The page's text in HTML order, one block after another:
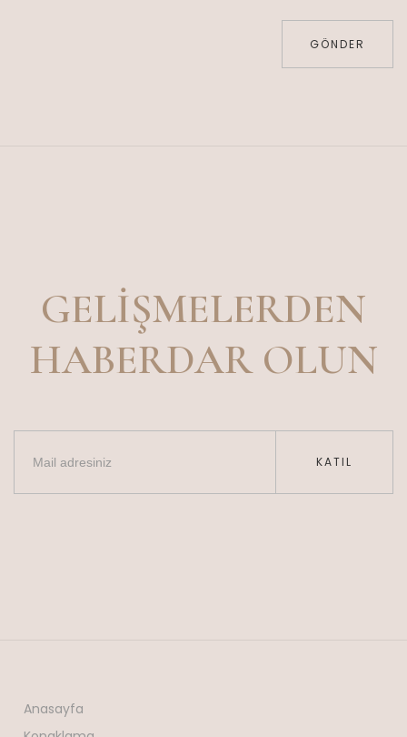
GÖNDER
GELIŞMELERDEN
HABERDAR OLUN
KATIL
Anasayfa